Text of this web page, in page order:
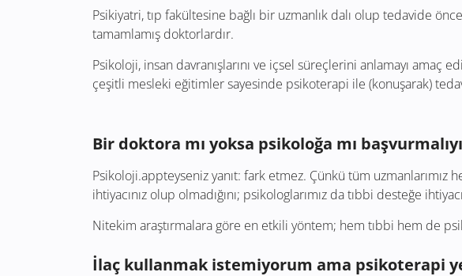
Psikiyatri, tıp fakültesine bağlı bir uzmanlık dalı olup tedavide
tamamlamış doktorlardır.
Psikoloji, insan davranışlarını ve içsel süreçlerini anlamayı amaç
çeşitli mesleki eğitimler sayesinde psikoterapi ile (konuşarak)
Bir doktora mı yoksa psikoloğa mı
Psikoloji.appteyseniz yanıt: fark etmez. Çünkü tüm
ihtiyacınız olup olmadığını; psikologlarımız da tıbbi desteğe
Nitekim araştırmalara göre en etkili yöntem; hem tıbbi hem de
İlaç kullanmak istemiyorum ama psikoterapi